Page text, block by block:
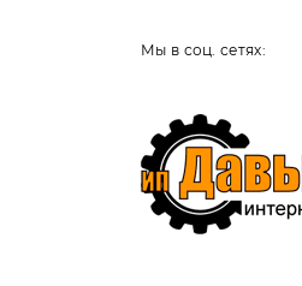
Мы в соц. сетях: